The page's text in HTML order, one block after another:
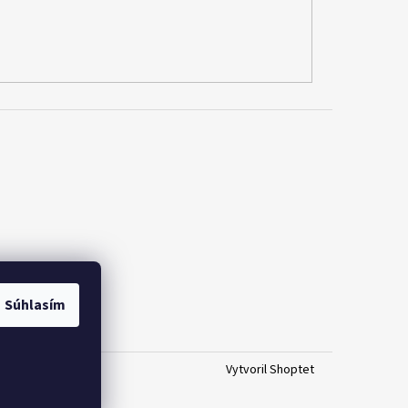
Súhlasím
Vytvoril Shoptet